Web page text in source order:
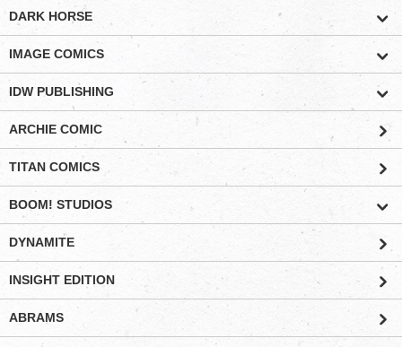
DARK HORSE
IMAGE COMICS
IDW PUBLISHING
ARCHIE COMIC
TITAN COMICS
BOOM! STUDIOS
DYNAMITE
INSIGHT EDITION
ABRAMS